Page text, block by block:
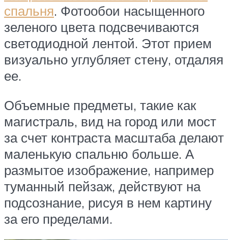
спальня. Фотообои насыщенного
зеленого цвета подсвечиваются
светодиодной лентой. Этот прием
визуально углубляет стену, отдаляя
ее.
Объемные предметы, такие как
магистраль, вид на город или мост
за счет контраста масштаба делают
маленькую спальню больше. А
размытое изображение, например
туманный пейзаж, действуют на
подсознание, рисуя в нем картину
за его пределами.